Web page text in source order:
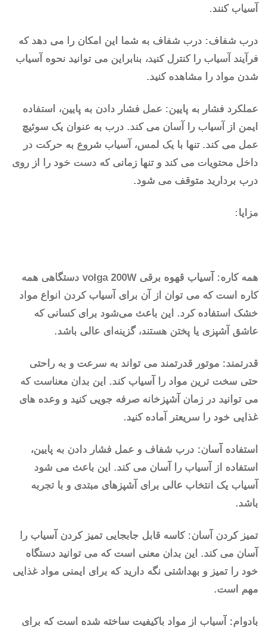
آسیاب کنند.
درب شفاف: درب شفاف به شما این امکان را می دهد که
فرآیند آسیاب را کنترل کنید، بنابراین می توانید نحوه آسیاب
شدن مواد را مشاهده کنید.
عملکرد فشار به پایین: عمل فشار دادن به پایین، استفاده
ایمن از آسیاب را آسان می کند. درب به عنوان یک سوئیچ
عمل می کند. تنها با یک لمس، آسیاب شروع به حرکت در
داخل محتویات می کند و تنها زمانی که دست خود را از روی
درب بردارید متوقف می شود.
مزایا:
همه کاره: آسیاب قهوه برقی volga 200W دستگاهی همه
کاره است که می توان از آن برای آسیاب کردن انواع مواد
خشک استفاده کرد. این باعث می‌شود برای کسانی که
عاشق آشپزی یا پختن هستند، گزینه‌ای عالی باشد.
قدرتمند: موتور قدرتمند می تواند به سرعت و به راحتی
حتی سخت ترین مواد را آسیاب کند. این بدان معناست که
می توانید در زمان آشپزخانه صرفه جویی کنید و وعده های
غذایی خود را سریعتر آماده کنید.
استفاده آسان: درب شفاف و عمل فشار دادن به پایین،
استفاده از آسیاب را آسان می کند. این باعث می شود
آسیاب یک انتخاب عالی برای آشپزهای مبتدی و با تجربه
باشد.
تمیز کردن آسان: کاسه قابل جابجایی تمیز کردن آسیاب را
آسان می کند. این بدان معنی است که می توانید دستگاه
خود را تمیز و بهداشتی نگه دارید که برای ایمنی مواد غذایی
مهم است.
بادوام: آسیاب از مواد باکیفیت ساخته شده است که برای